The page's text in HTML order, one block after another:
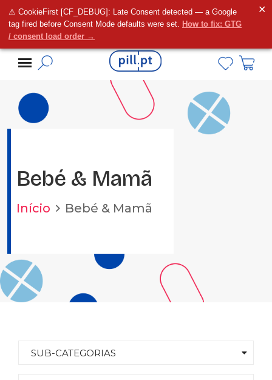
⚠ CookieFirst [CF_DEBUG]: Late Consent detected — a Google
tag fired before Consent Mode defaults were set. How to fix: GTG
/ consent load order →
✕
Alguma dúvida?
Bebé & Mamã
Início Bebé & Mamã
SUB-CATEGORIAS